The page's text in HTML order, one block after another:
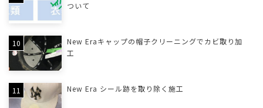
ついて
New Eraキャップの帽子クリーニングでカビ取り加
工
New Era シール跡を取り除く施工